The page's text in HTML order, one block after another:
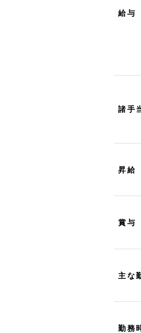
給与
諸手
昇給
賞与
主な
勤務